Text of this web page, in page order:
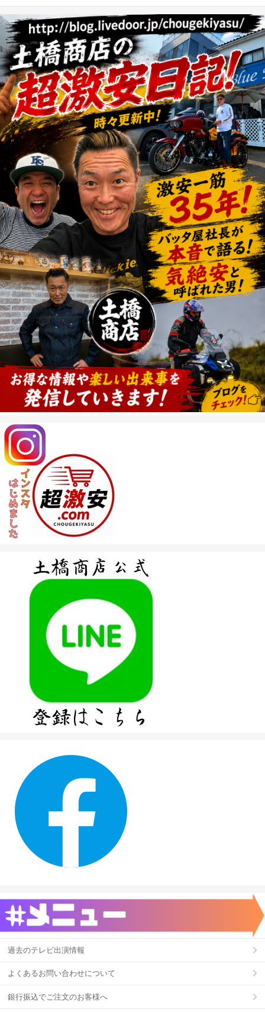
過去のテレビ出演情報
よくあるお問い合わせについて
銀行振込でご注文のお客様へ